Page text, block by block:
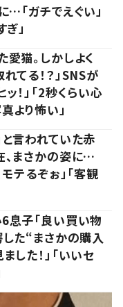
「ガチでえぐい」
」
猫。しかしよく
てる！？」SNSが
！」「2秒くらい心
より怖い」
と言われていた赤
、まさかの姿に…
モテるぞぉ」「客観
息子「良い買い物
た“まさかの購入
た！」「いいセ